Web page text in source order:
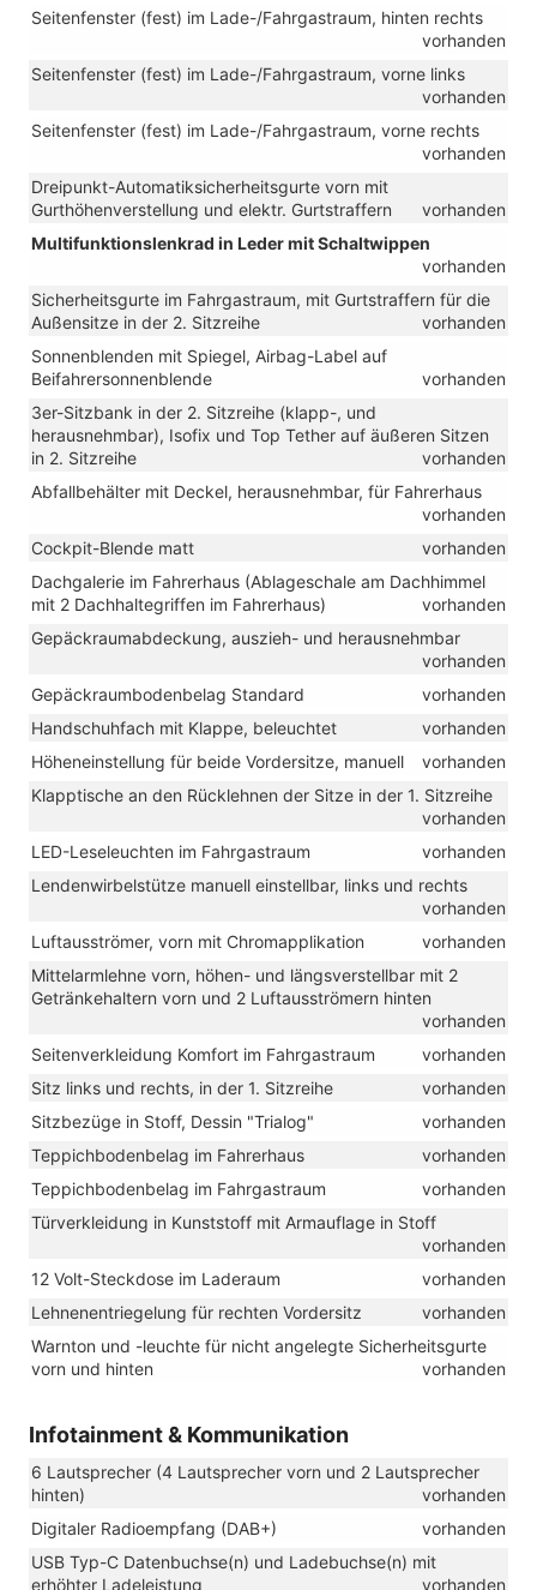
Seitenfenster (fest) im Lade-/Fahrgastraum, hinten rechts
vorhanden
Seitenfenster (fest) im Lade-/Fahrgastraum, vorne links
vorhanden
Seitenfenster (fest) im Lade-/Fahrgastraum, vorne rechts
vorhanden
Dreipunkt-Automatiksicherheitsgurte vorn mit
Gurthöhenverstellung und elektr. Gurtstraffern
vorhanden
Multifunktionslenkrad in Leder mit Schaltwippen
vorhanden
Sicherheitsgurte im Fahrgastraum, mit Gurtstraffern für die
Außensitze in der 2. Sitzreihe
vorhanden
Sonnenblenden mit Spiegel, Airbag-Label auf
Beifahrersonnenblende
vorhanden
3er-Sitzbank in der 2. Sitzreihe (klapp-, und
herausnehmbar), Isofix und Top Tether auf äußeren Sitzen
in 2. Sitzreihe
vorhanden
Abfallbehälter mit Deckel, herausnehmbar, für Fahrerhaus
vorhanden
Cockpit-Blende matt
vorhanden
Dachgalerie im Fahrerhaus (Ablageschale am Dachhimmel
mit 2 Dachhaltegriffen im Fahrerhaus)
vorhanden
Gepäckraumabdeckung, auszieh- und herausnehmbar
vorhanden
Gepäckraumbodenbelag Standard
vorhanden
Handschuhfach mit Klappe, beleuchtet
vorhanden
Höheneinstellung für beide Vordersitze, manuell
vorhanden
Klapptische an den Rücklehnen der Sitze in der 1. Sitzreihe
vorhanden
LED-Leseleuchten im Fahrgastraum
vorhanden
Lendenwirbelstütze manuell einstellbar, links und rechts
vorhanden
Luftausströmer, vorn mit Chromapplikation
vorhanden
Mittelarmlehne vorn, höhen- und längsverstellbar mit 2
Getränkehaltern vorn und 2 Luftausströmern hinten
vorhanden
Seitenverkleidung Komfort im Fahrgastraum
vorhanden
Sitz links und rechts, in der 1. Sitzreihe
vorhanden
Sitzbezüge in Stoff, Dessin "Trialog"
vorhanden
Teppichbodenbelag im Fahrerhaus
vorhanden
Teppichbodenbelag im Fahrgastraum
vorhanden
Türverkleidung in Kunststoff mit Armauflage in Stoff
vorhanden
12 Volt-Steckdose im Laderaum
vorhanden
Lehnenentriegelung für rechten Vordersitz
vorhanden
Warnton und -leuchte für nicht angelegte Sicherheitsgurte
vorn und hinten
vorhanden
Infotainment & Kommunikation
6 Lautsprecher (4 Lautsprecher vorn und 2 Lautsprecher
hinten)
vorhanden
Digitaler Radioempfang (DAB+)
vorhanden
USB Typ-C Datenbuchse(n) und Ladebuchse(n) mit
erhöhter Ladeleistung
vorhanden